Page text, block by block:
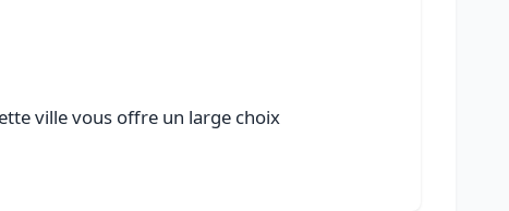
ville vous offre un large choix